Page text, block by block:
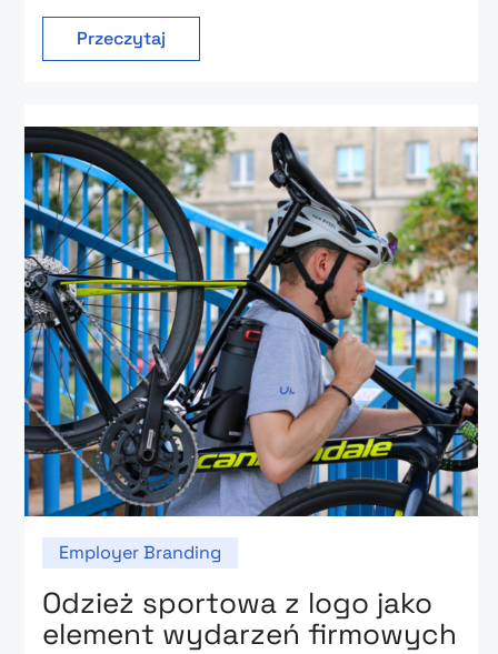
Przeczytaj
Employer Branding
Odzież sportowa z logo jako
element wydarzeń firmowych